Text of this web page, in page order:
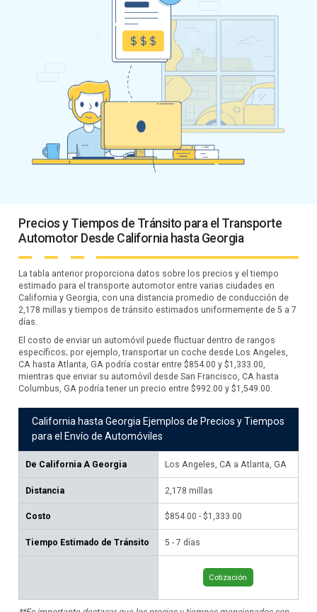
Precios y Tiempos de Tránsito para el Transporte
Automotor Desde California hasta Georgia
La tabla anterior proporciona datos sobre los precios y el tiempo
estimado para el transporte automotor entre varias ciudades en
California y Georgia, con una distancia promedio de conducción de
2,178 millas y tiempos de tránsito estimados uniformemente de 5 a 7
días.
El costo de enviar un automóvil puede fluctuar dentro de rangos
específicos; por ejemplo, transportar un coche desde Los Angeles,
CA hasta Atlanta, GA podría costar entre $854.00 y $1,333.00,
mientras que enviar su automóvil desde San Francisco, CA hasta
Columbus, GA podría tener un precio entre $992.00 y $1,549.00.
California hasta Georgia Ejemplos de Precios y Tiempos
para el Envío de Automóviles
De California A Georgia
Distancia
Costo
Tiempo Estimado de Tránsito
Los Angeles, CA a Atlanta, GA
2,178 millas
$854.00 - $1,333.00
5 - 7 días
Cotización